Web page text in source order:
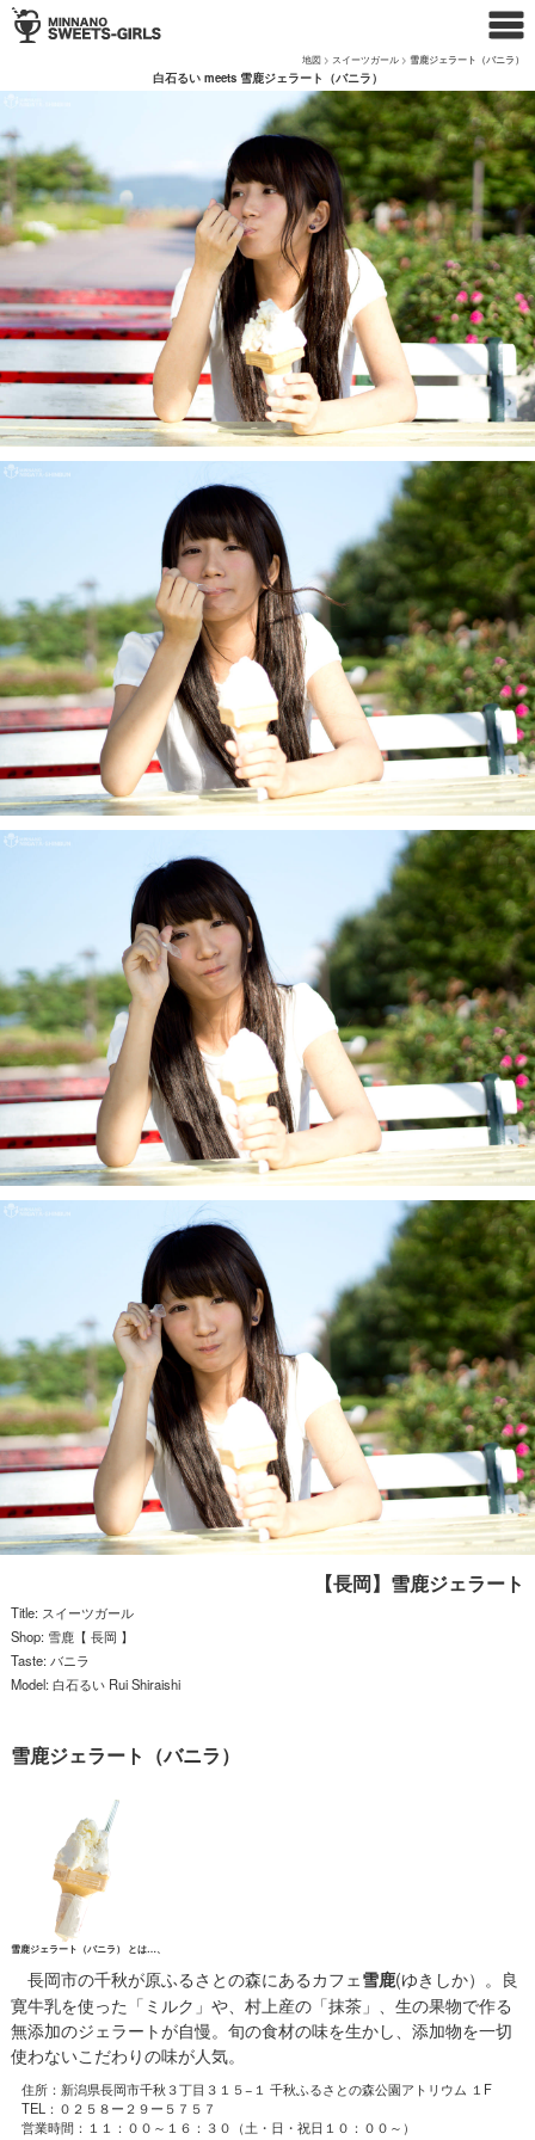
地図 > スイーツガール >雪鹿ジェラート（バニラ）
白石るい meets 雪鹿ジェラート（バニラ）
【長岡】雪鹿ジェラート
Title: スイーツガール
Shop: 雪鹿【 長岡 】
Taste: バニラ
Model: 白石るい Rui Shiraishi
雪鹿ジェラート（バニラ）
雪鹿ジェラート（バニラ） とは…、
長岡市の千秋が原ふるさとの森にあるカフェ雪鹿(ゆきしか）。良
寛牛乳を使った「ミルク」や、村上産の「抹茶」、生の果物で作る
無添加のジェラートが自慢。旬の食材の味を生かし、添加物を一切
使わないこだわりの味が人気。
住所：新潟県長岡市千秋３丁目３１５−１ 千秋ふるさとの森公園アトリウム １F
TEL：０２５８ー２９ー５７５７
営業時間：１１：００～１６：３０（土・日・祝日１０：００～）